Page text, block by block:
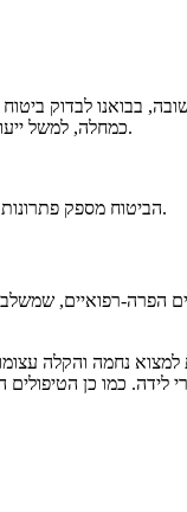
בבואנו לבדוק
כמחלה, למשל ייעוץ בנושאי תזונה, כאבי בטן, התפתחות ועוד. חשוב לציין שהטיפולים בסוגיות אלה, לפחות ברובן, מוענקים באופן קל, חיצוני ועדין, ולא באמצעים כירורגיים.
הביטוח מספק פתרונות גם לבעיות או מצבי לחץ אצל ילדים בוגרים יותר, בגילאי בית ספר כמו למשל רכיבה טיפולית להתגברות על חסמים וחרדה חברתית, אבחון התנהגותי ועוד.
הפרה-רפואיים,
למצוא נחמה והקלה
לידה. כמו כן